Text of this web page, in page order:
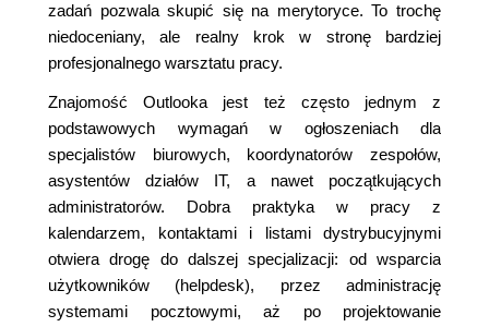
zadań pozwala skupić się na merytoryce. To trochę
niedoceniany, ale realny krok w stronę bardziej
profesjonalnego warsztatu pracy.
Znajomość Outlooka jest też często jednym z
podstawowych wymagań w ogłoszeniach dla
specjalistów biurowych, koordynatorów zespołów,
asystentów działów IT, a nawet początkujących
administratorów. Dobra praktyka w pracy z
kalendarzem, kontaktami i listami dystrybucyjnymi
otwiera drogę do dalszej specjalizacji: od wsparcia
użytkowników (helpdesk), przez administrację
systemami pocztowymi, aż po projektowanie